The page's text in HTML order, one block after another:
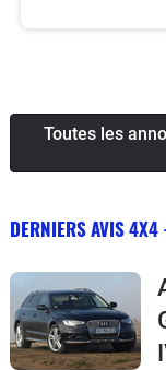
Toutes les
DERNIERS AVIS